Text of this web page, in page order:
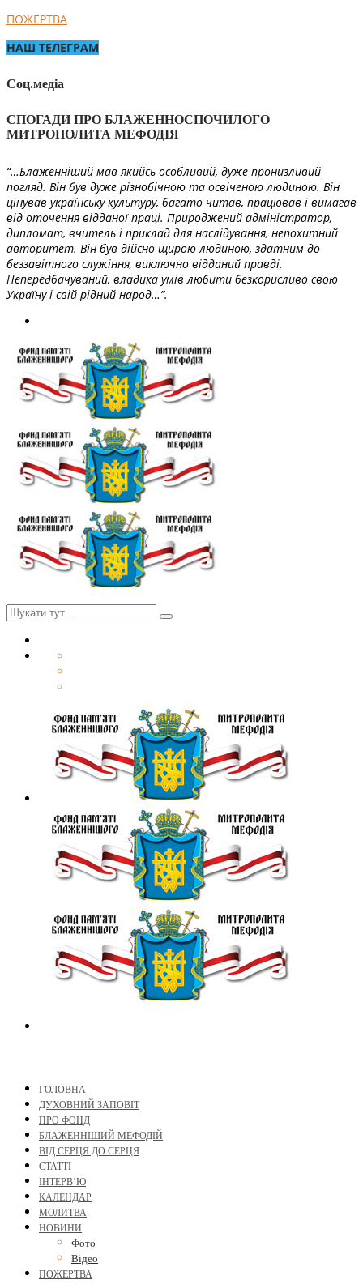
ПОЖЕРТВА
НАШ ТЕЛЕГРАМ
Соц.медіа
СПОГАДИ ПРО БЛАЖЕННОСПОЧИЛОГО
МИТРОПОЛИТА МЕФОДІЯ
“…Блаженніший мав якийсь особливий, дуже пронизливий
погляд. Він був дуже різнобічною та освіченою людиною. Він
цінував українську культуру, багато читав, працював і вимагав
від оточення відданої праці. Природжений адміністратор,
дипломат, вчитель і приклад для наслідування, непохитний
авторитет. Він був дійсно щирою людиною, здатним до
беззавітного служіння, виключно відданий правді.
Непередбачуваний, владика умів любити безкорисливо свою
Україну і свій рідний народ…”.
ГОЛОВНА
ДУХОВНИЙ ЗАПОВІТ
ПРО ФОНД
БЛАЖЕННІШИЙ МЕФОДІЙ
ВІД СЕРЦЯ ДО СЕРЦЯ
СТАТТІ
ІНТЕРВ’Ю
КАЛЕНДАР
МОЛИТВА
НОВИНИ
Фото
Відео
ПОЖЕРТВА